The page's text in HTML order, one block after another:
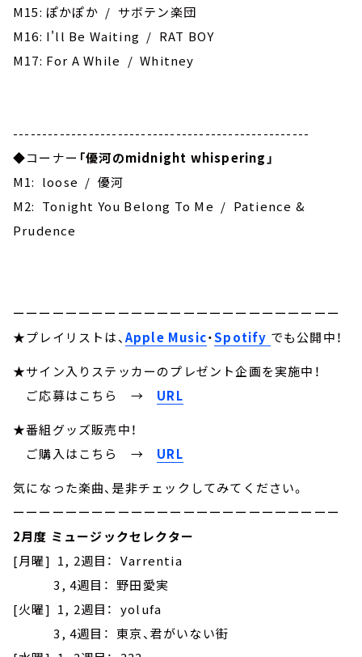
M15: ぽかぽか / サボテン楽団
M16: I'll Be Waiting / RAT BOY
M17: For A While / Whitney
---------------------------------------------------
◆コーナー 「優河のmidnight whispering」
M1: loose / 優河
M2: Tonight You Belong To Me / Patience &
Prudence
ーーーーーーーーーーーーーーーーーーーーーーーーー
★プレイリストは、Apple Music・Spotify でも公開中！
★サイン入りステッカーのプレゼント企画を実施中！
ご応募はこちら →
URL
★番組グッズ販売中！
ご購入はこちら → URL
気になった楽曲、是非チェックしてみてください。
ーーーーーーーーーーーーーーーーーーーーーーーーー
2月度 ミュージックセレクター
[月曜] 1, 2週目： Varrentia
3, 4週目： 野田愛実
[火曜] 1, 2週目： yolufa
3, 4週目： 東京、君がいない街